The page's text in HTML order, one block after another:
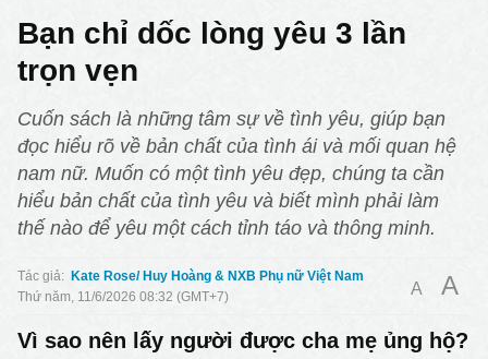
Bạn chỉ dốc lòng yêu 3 lần
trọn vẹn
Cuốn sách là những tâm sự về tình yêu, giúp bạn
đọc hiểu rõ về bản chất của tình ái và mối quan hệ
nam nữ. Muốn có một tình yêu đẹp, chúng ta cần
hiểu bản chất của tình yêu và biết mình phải làm
thế nào để yêu một cách tỉnh táo và thông minh.
Kate Rose/ Huy Hoàng & NXB Phụ nữ Việt Nam
Thứ năm, 11/6/2026 08:32 (GMT+7)
A A
Vì sao nên lấy người được cha mẹ ủng hộ?